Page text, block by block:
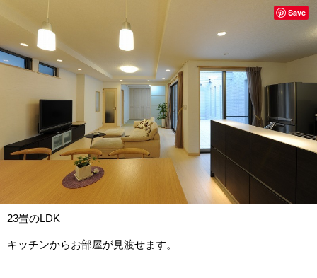
23畳のLDK
キッチンからお部屋が見渡せます。
Save